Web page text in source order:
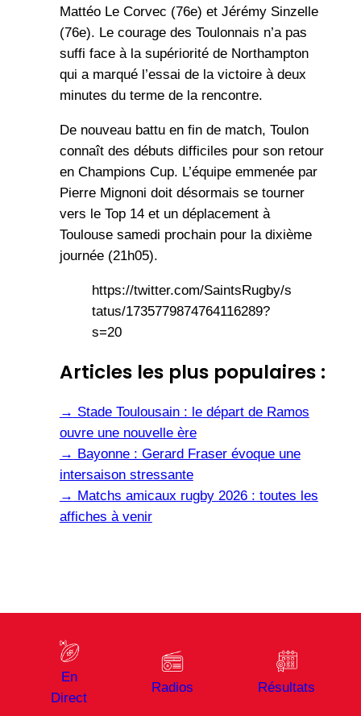
Mattéo Le Corvec (76e) et Jérémy Sinzelle
(76e). Le courage des Toulonnais n’a pas
suffi face à la supériorité de Northampton
qui a marqué l’essai de la victoire à deux
minutes du terme de la rencontre.
De nouveau battu en fin de match, Toulon
connaît des débuts difficiles pour son retour
en Champions Cup. L’équipe emmenée par
Pierre Mignoni doit désormais se tourner
vers le Top 14 et un déplacement à
Toulouse samedi prochain pour la dixième
journée (21h05).
https://twitter.com/SaintsRugby/s
tatus/1735779874764116289?
s=20
Articles les plus populaires :
→ Stade Toulousain : le départ de Ramos
ouvre une nouvelle ère
→ Bayonne : Gerard Fraser évoque une
intersaison stressante
→ Matchs amicaux rugby 2026 : toutes les
affiches à venir
En
Direct
Radios Résultats